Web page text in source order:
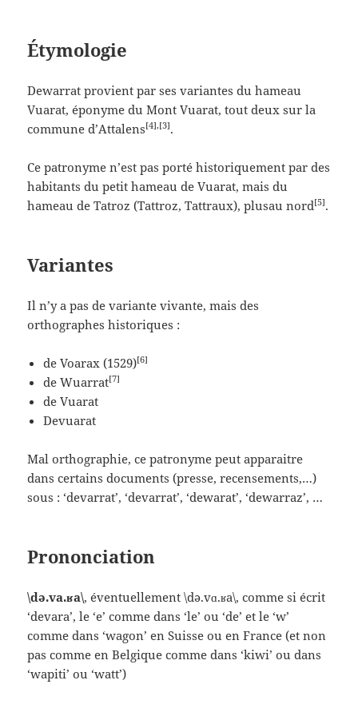
Étymologie
Dewarrat provient par ses variantes du hameau
Vuarat, éponyme du Mont Vuarat, tout deux sur la
commune d’Attalens[4],[3].
Ce patronyme n’est pas porté historiquement par des
habitants du petit hameau de Vuarat, mais du
hameau de Tatroz (Tattroz, Tattraux), plusau nord[5].
Variantes
Il n’y a pas de variante vivante, mais des
orthographes historiques :
de Voarax (1529)[6]
de Wuarrat[7]
de Vuarat
Devuarat
Mal orthographie, ce patronyme peut apparaitre
dans certains documents (presse, recensements,…)
sous : ‘devarrat’, ‘devarrat’, ‘dewarat’, ‘dewarraz’, …
Prononciation
\də.va.ʁa\, éventuellement \də.vɑ.ʁa\, comme si écrit
‘devara’, le ‘e’ comme dans ‘le’ ou ‘de’ et le ‘w’
comme dans ‘wagon’ en Suisse ou en France (et non
pas comme en Belgique comme dans ‘kiwi’ ou dans
‘wapiti’ ou ‘watt’)